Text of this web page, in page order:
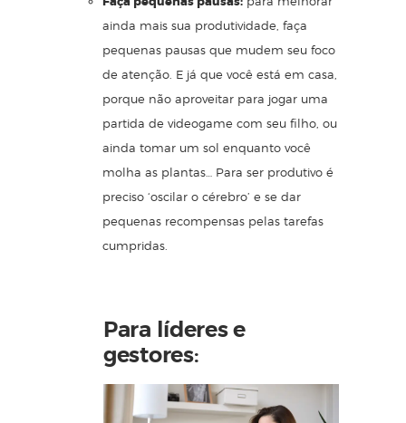
ainda mais sua produtividade, faça
pequenas pausas que mudem seu foco
de atenção. E já que você está em casa,
porque não aproveitar para jogar uma
partida de videogame com seu filho, ou
ainda tomar um sol enquanto você
molha as plantas… Para ser produtivo é
preciso ‘oscilar o cérebro’ e se dar
pequenas recompensas pelas tarefas
cumpridas.
Para líderes e
gestores: